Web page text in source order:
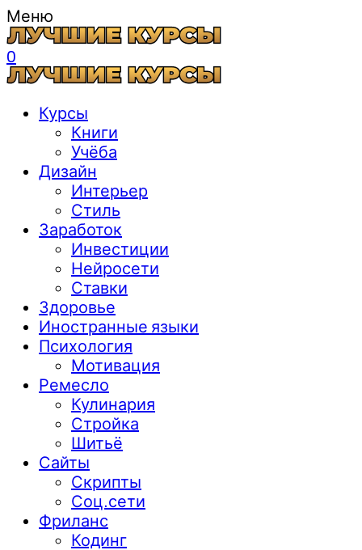
Меню
0
Курсы
Книги
Учёба
Дизайн
Интерьер
Стиль
Заработок
Инвестиции
Нейросети
Ставки
Здоровье
Иностранные языки
Психология
Мотивация
Ремесло
Кулинария
Стройка
Шитьё
Сайты
Скрипты
Соц.сети
Фриланс
Кодинг